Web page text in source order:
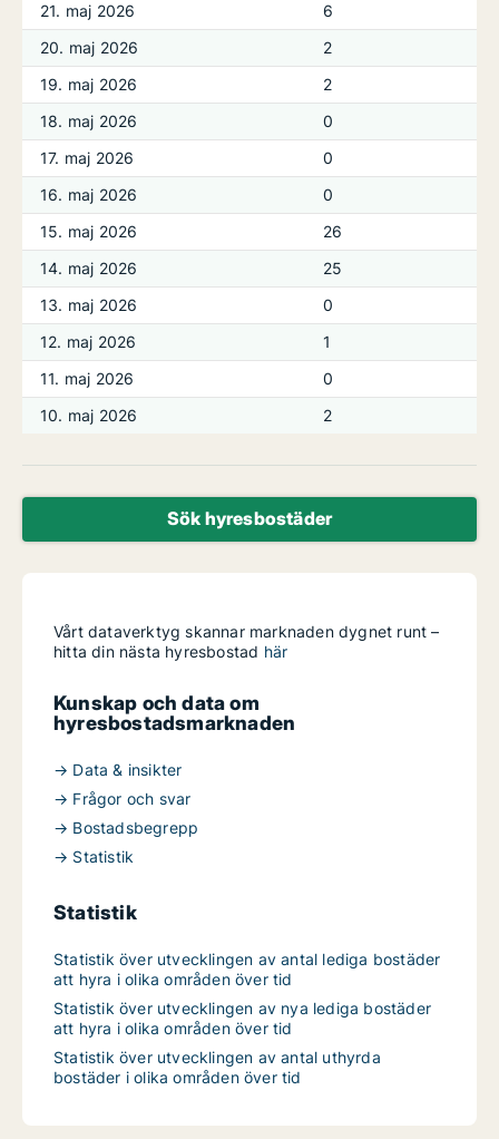
21. maj 2026
6
20. maj 2026
2
19. maj 2026
2
18. maj 2026
0
17. maj 2026
0
16. maj 2026
0
15. maj 2026
26
14. maj 2026
25
13. maj 2026
0
12. maj 2026
1
11. maj 2026
0
10. maj 2026
2
Sök hyresbostäder
Vårt dataverktyg skannar marknaden dygnet runt –
hitta din nästa hyresbostad här
Kunskap och data om
hyresbostadsmarknaden
→ Data & insikter
→ Frågor och svar
→ Bostadsbegrepp
→ Statistik
Statistik
Statistik över utvecklingen av antal lediga bostäder
att hyra i olika områden över tid
Statistik över utvecklingen av nya lediga bostäder
att hyra i olika områden över tid
Statistik över utvecklingen av antal uthyrda
bostäder i olika områden över tid